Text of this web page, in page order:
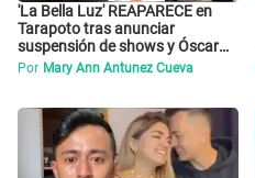
'La Bella Luz' REAPARECE en
Tarapoto tras anunciar
suspensión de shows y Óscar
Junior se JUSTIFICA: "Por un
Por Mary Ann Antunez Cueva